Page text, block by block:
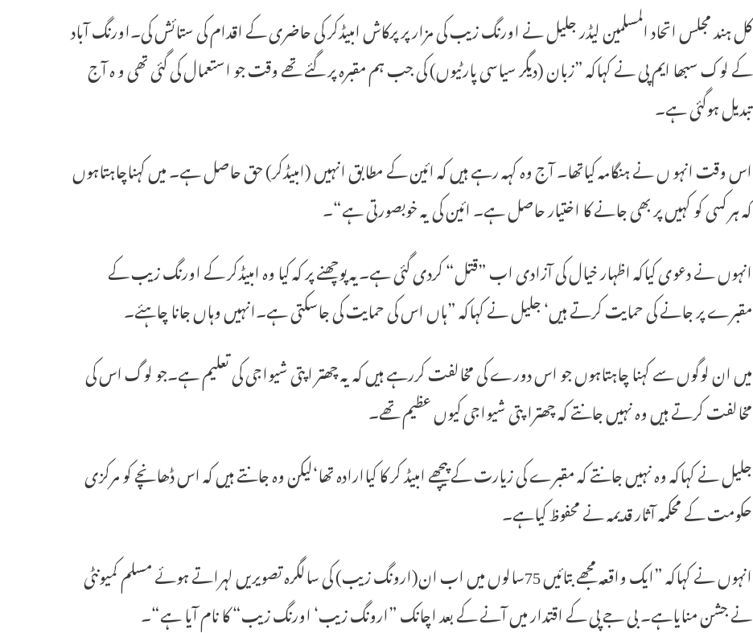
کل ہند مجلس اتحاد المسلمین لیڈر جلیل نے اورنگ زیب کی مزار پر پرکاش امبیڈکر کی حاضری کے اقدام کی ستائش کی۔اورنگ آباد
کے لوک سبھا ایم پی نے کہاکہ ”زبان (دیگر سیاسی پارٹیوں) کی جب ہم مقبرہ پر گئے تھے وقت جو استعمال کی گئی تھی و ہ آج
تبدیل ہوگئی ہے۔
اس وقت انہو ں نے ہنگامہ کیاتھا۔ آج وہ کہہ رہے ہیں کہ ائین کے مطابق انہیں (امبیڈکر) حق حاصل ہے۔ میں کہناچاہتاہوں
کہ ہر کسی کو کہیں پر بھی جانے کا اختیار حاصل ہے۔ ائین کی یہ خوبصورتی ہے“۔
انہوں نے دعوی کیاکہ اظہار خیال کی آزادی اب ”قتل“ کردی گئی ہے۔یہ پوچھنے پر کہ کیا وہ امبیڈکر کے اورنگ زیب کے
مقبرے پر جانے کی حمایت کرتے ہیں‘ جلیل نے کہاکہ ”ہاں اس کی حمایت کی جاسکتی ہے۔انہیں وہاں جانا چاہئے۔
میں ان لوگوں سے کہنا چاہتاہوں جو اس دورے کی مخالفت کررہے ہیں کہ یہ چھتر اپتی شیواجی کی تعلیم ہے۔جو لوگ اس کی
مخالفت کرتے ہیں وہ نہیں جانتے کہ چھترا پتی شیواجی کیوں عظیم تھے۔
جلیل نے کہاکہ وہ نہیں جانتے کہ مقبرے کی زیارت کے پیچھے امبیڈ کر کا کیاارادہ تھا‘لیکن وہ جانتے ہیں کہ اس ڈھانچے کو مرکزی
حکومت کے محکمہ آثار قدیمہ نے محفوظ کیاہے۔
انہوں نے کہاکہ ”ایک واقعہ مجھے بتائیں 75سالوں میں اب ان(ارونگ زیب) کی سالگرہ تصویریں لہراتے ہوئے مسلم کمیونٹی
نے جشن منایاہے۔ بی جے پی کے اقتدار میں آنے کے بعد اچانک ”ارونگ زیب‘ اورنگ زیب“ کا نام آیا ہے“۔